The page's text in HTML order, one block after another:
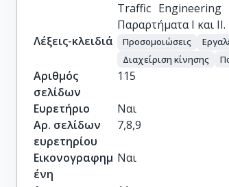
Traffic Engineering
Παραρτήματα Ι και ΙΙ.
Λέξεις-κλειδιά
Προσομοιώσεις
Διαχείριση κίνησης
Αριθμός
σελίδων
115
Ευρετήριο
Ναι
Αρ. σελίδων
ευρετηρίου
7,8,9
Εικονογραφημ
ένη
Ναι